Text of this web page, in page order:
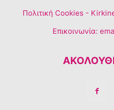
Πολιτική Cookies -
Επικοινωνία: